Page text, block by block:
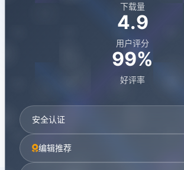
下载量
4.9
用户评分
99%
好评率
安全认证
编辑推荐